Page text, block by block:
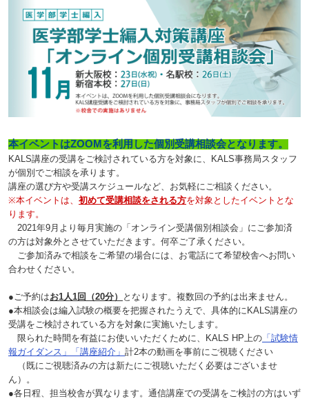
本イベントはZOOMを利用した個別受講相談会となります。
KALS講座の受講をご検討されている方を対象に、KALS事務局スタッフ
が個別でご相談を承ります。
講座の選び方や受講スケジュールなど、お気軽にご相談ください。
※本イベントは、 初めて受講相談をされる方を対象としたイベントとな
ります。
2021年9月より毎月実施の「オンライン受講個別相談会」にご参加済
の方は対象外とさせていただきます。何卒ご了承ください。
ご参加済みで相談をご希望の場合には、お電話にて希望校舎へお問い
合わせください。
●ご予約はお1人1回（20分）
となります。複数回の予約は出来ません。
●本相談会は編入試験の概要を把握されたうえで、具体的にKALS講座の
受講をご検討されている方を対象に実施いたします。
限られた時間を有益にお使いいただくために、KALS HP上の 「試験情
報ガイダンス」「講座紹介」 計2本の動画を事前にご視聴ください
（既にご視聴済みの方は新たにご視聴いただく必要はございませ
ん）。
●各日程、担当校舎が異なります。通信講座での受講をご検討の方はいず